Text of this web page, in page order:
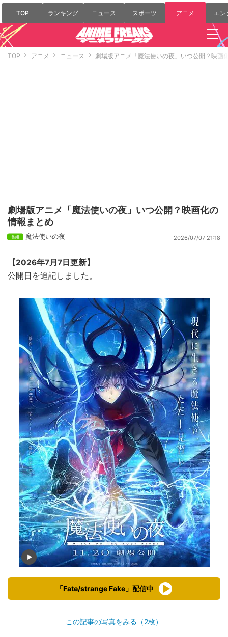
TOP ランキング ニュース スポーツ アニメ エン
TOP アニメ ニュース 劇場版アニメ「魔法使いの夜」いつ公開？映画
劇場版アニメ「魔法使いの夜」いつ公開？映画化の
情報まとめ
魔法使いの夜 2026/07/07 21:18
【2026年7月7日更新】
公開日を追記しました。
「Fate/strange Fake」配信中
この記事の写真をみる（2枚）